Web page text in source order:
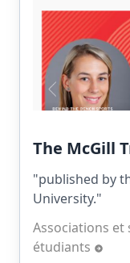
The McGill
"published by
University."
Associations et
étudiants